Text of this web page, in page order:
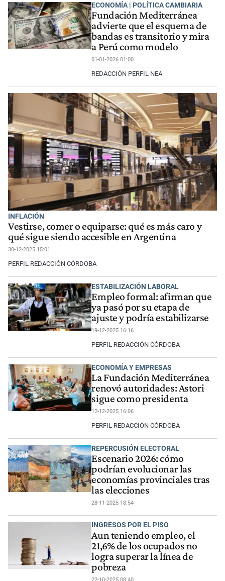
ECONOMÍA | POLÍTICA CAMBIARIA
Fundación Mediterránea
advierte que el esquema de
bandas es transitorio y mira
a Perú como modelo
01-01-2026 01:00
REDACCIÓN PERFIL NEA
INFLACIÓN
Vestirse, comer o equiparse: qué es más caro y
qué sigue siendo accesible en Argentina
30-12-2025 15:01
PERFIL REDACCIÓN CÓRDOBA
ESTABILIZACIÓN LABORAL
Empleo formal: afirman que
ya pasó por su etapa de
ajuste y podría estabilizarse
19-12-2025 16:16
PERFIL REDACCIÓN CÓRDOBA
ECONOMÍA Y EMPRESAS
La Fundación Mediterránea
renovó autoridades: Astori
sigue como presidenta
12-12-2025 16:06
PERFIL REDACCIÓN CÓRDOBA
REPERCUSIÓN ELECTORAL
Escenario 2026: cómo
podrían evolucionar las
economías provinciales tras
las elecciones
28-11-2025 18:54
INGRESOS POR EL PISO
Aun teniendo empleo, el
21,6% de los ocupados no
logra superar la línea de
pobreza
22-10-2025 08:40